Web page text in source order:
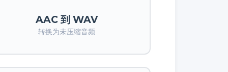
AAC 到 WAV
转换为未压缩音频